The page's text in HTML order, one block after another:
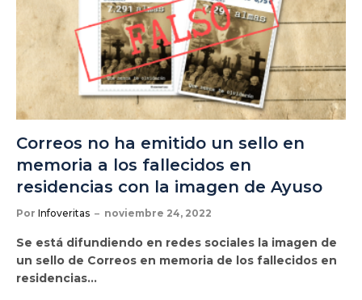
Correos no ha emitido un sello en
memoria a los fallecidos en
residencias con la imagen de Ayuso
Por Infoveritas noviembre 24, 2022
Se está difundiendo en redes sociales la imagen de
un sello de Correos en memoria de los fallecidos en
residencias…